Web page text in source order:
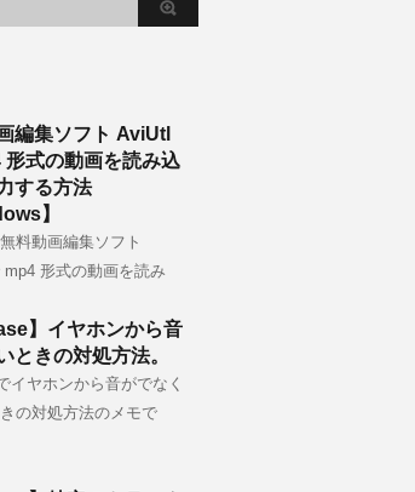
編集ソフト AviUtl
形式の動画を読み込
する方法
】
料動画編集ソフト
形式の動画を読み
】イヤホンから音
ときの対処方法。
イヤホンから音がでなく
の対処方法のメモで